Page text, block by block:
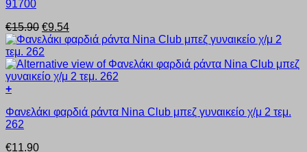
προϊόν
πολλαπλές
παραλλαγές.
Οι
επιλογές
μπορούν
να
στη
σελίδα
91700
€15.90 Original
price
was:
€15.90.
€9.54Η
τρέχουσα
είναι:
€9.54.
+
το
προϊόν
πολλαπλές
Φανελάκι φαρδιά ράντα Nina Club μπεζ γυναικείο χ/μ 2 τεμ.
262
€11.90